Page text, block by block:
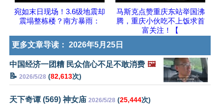
宛如末日现场！3.6级地震却
震塌整栋楼？南方暴雨：
马斯克点赞重庆东站举国沸
腾，重庆小伙吃不上饭求首
富关注！【
更多文章导读： 2026年5月25日
中国经济一团糟 民众信心不足不敢消费 🖼️
📝 2026/5/28 (82,613次)
天下奇谭 (569) 神女庙 2026/5/28 (25,444次)